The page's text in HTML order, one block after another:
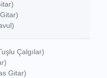
Çalgılar)
Gitar)